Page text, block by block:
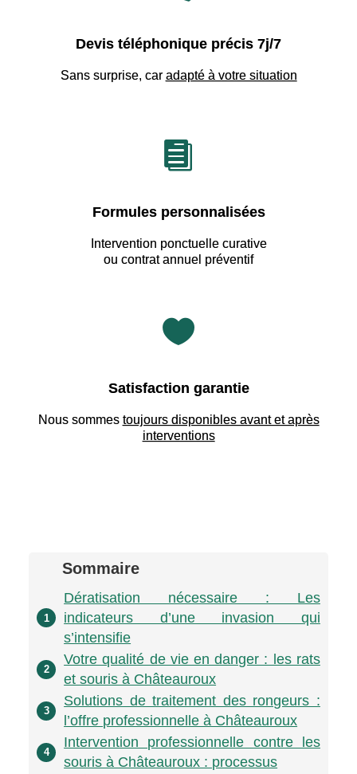
Devis téléphonique précis 7j/7
Sans surprise, car adapté à votre situation

Formules personnalisées
Intervention ponctuelle curative
ou contrat annuel préventif

Satisfaction garantie
Nous sommes toujours disponibles avant et après
interventions
Sommaire
1
Dératisation nécessaire : Les
indicateurs d’une invasion qui
s’intensifie
2
Votre qualité de vie en danger : les rats
et souris à Châteauroux
3
Solutions de traitement des rongeurs :
l’offre professionnelle à Châteauroux
4
Intervention professionnelle contre les
souris à Châteauroux : processus